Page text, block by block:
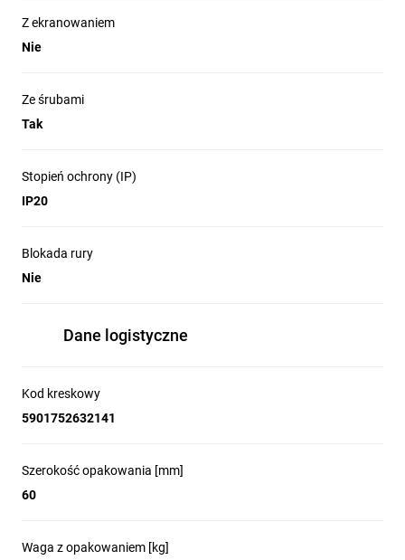
Z ekranowaniem
Nie
Ze śrubami
Tak
Stopień ochrony (IP)
IP20
Blokada rury
Nie
Dane logistyczne
Kod kreskowy
5901752632141
Szerokość opakowania [mm]
60
Waga z opakowaniem [kg]